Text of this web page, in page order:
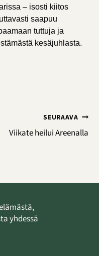
– isosti kiitos
saapuu
tuttuja ja
kesäjuhlasta.
SEURAAVA
Viikate heilui Areenalla
yhdessä